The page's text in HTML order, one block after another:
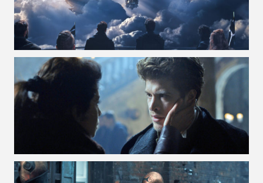
VOIR LA PHOTO EN GRAND FORMAT
VOIR LA PHOTO EN GRAND FORMAT